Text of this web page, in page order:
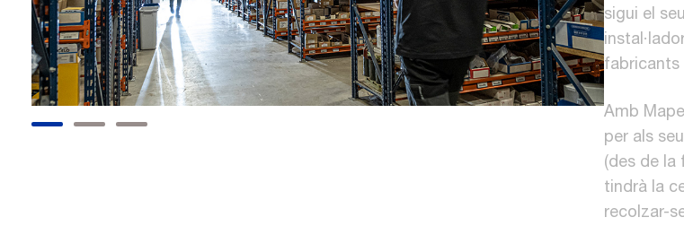
sigui el
fabricants
Amb
per als
(des de la
tindrà la
recolzar-